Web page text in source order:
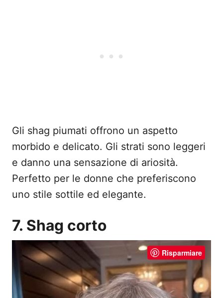
Gli shag piumati offrono un aspetto
morbido e delicato. Gli strati sono leggeri
e danno una sensazione di ariosità.
Perfetto per le donne che preferiscono
uno stile sottile ed elegante.
7. Shag corto
Risparmiare